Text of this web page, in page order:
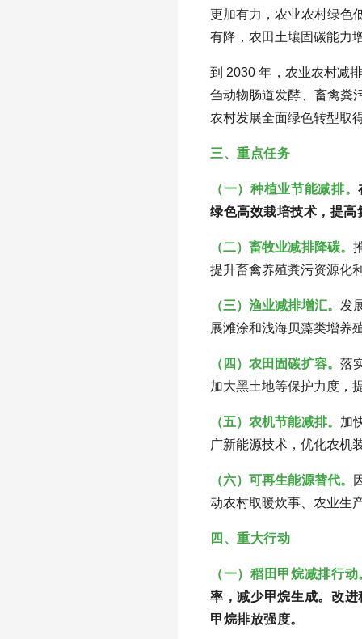
更加有力，农业农村绿色
有降，农田土壤固碳能力
到 2030 年，农业农村减
刍动物肠道发酵、畜禽粪
农村发展全面绿色转型取
三、重点任务
（一）种植业节能减排。
绿色高效栽培技术，提
（二）畜牧业减排降碳。
提升畜禽养殖粪污资源化
（三）渔业减排增汇。 发
展滩涂和浅海贝藻类增养
（四）农田固碳扩容。 落
加大黑土地等保护力度，
（五）农机节能减排。 加
广新能源技术，优化农机
（六）可再生能源替代。
动农村取暖炊事、农业生
四、重大行动
（一）稻田甲烷减排行动
率，减少甲烷生成。改
甲烷排放强度。